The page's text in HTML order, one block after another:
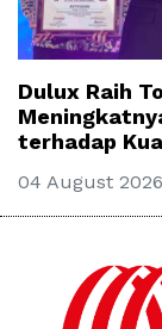
Dulux Raih
terhadap
04 August 2026